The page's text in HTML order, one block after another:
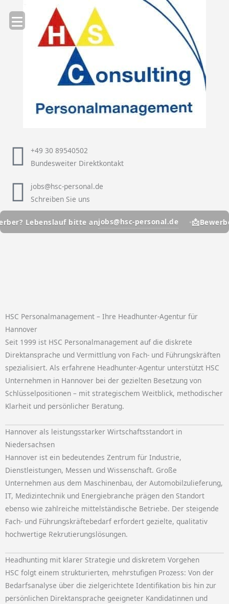
Inhalt
springen
+49 30 89540502
Bundesweiter Direktkontakt
jobs@hsc-personal.de
Schreiben Sie uns
Lebenslauf bitte anjobs@hsc-personal.de 📩
HSC Personalmanagement – Ihre Headhunter-Agentur für
Hannover
Seit 1999 ist HSC Personalmanagement auf die diskrete
Direktansprache und Vermittlung von Fach- und Führungskräften
spezialisiert. Als erfahrene Headhunter-Agentur unterstützt HSC
Unternehmen in Hannover bei der gezielten Besetzung von
Schlüsselpositionen – mit strategischem Weitblick, methodischer
Klarheit und persönlicher Beratung.
Hannover als leistungsstarker Wirtschaftsstandort in
Niedersachsen
Hannover ist ein bedeutendes Zentrum für Industrie,
Dienstleistungen, Messen und Wissenschaft. Große
Unternehmen aus dem Maschinenbau, der Automobilzulieferung,
IT, Medizintechnik und Energiebranche prägen den Standort
ebenso wie zahlreiche mittelständische Betriebe. Der steigende
Fach- und Führungskräftebedarf erfordert gezielte, qualitativ
hochwertige Rekrutierungslösungen.
Headhunting mit klarer Strategie und diskretem Vorgehen
HSC folgt einem strukturierten, mehrstufigen Prozess: Von der
Bedarfsanalyse über die zielgerichtete Identifikation bis hin zur
persönlichen Direktansprache geeigneter Kandidatinnen und